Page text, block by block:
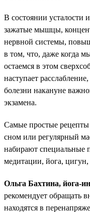
В состоянии усталости
зажатые мышцы,
нервной системы,
в том, что, даже когда
остаемся в этом
наступает
болезни накануне
экзамена.
Самые простые рецепты
сном или регулярный
набирают специальные
медитации, йога, цигун,
Ольга Бахтина, йога-
рекомендует обращать
находятся в